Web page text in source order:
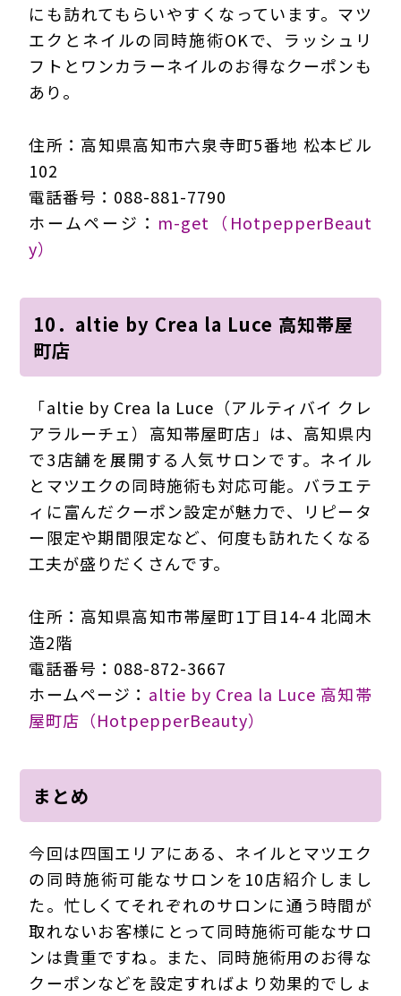
にも訪れてもらいやすくなっています。マツ
エクとネイルの同時施術OKで、ラッシュリ
フトとワンカラーネイルのお得なクーポンも
あり。
住所：高知県高知市六泉寺町5番地 松本ビル
102
電話番号：088-881-7790
ホームページ： m-get（HotpepperBeaut
y）
10．altie by Crea la Luce 高知帯屋
町店
「altie by Crea la Luce（アルティバイ クレ
アラルーチェ）高知帯屋町店」は、高知県内
で3店舗を展開する人気サロンです。ネイル
とマツエクの同時施術も対応可能。バラエテ
ィに富んだクーポン設定が魅力で、リピータ
ー限定や期間限定など、何度も訪れたくなる
工夫が盛りだくさんです。
住所：高知県高知市帯屋町1丁目14-4 北岡木
造2階
電話番号：088-872-3667
ホームページ： altie by Crea la Luce 高知帯
屋町店（HotpepperBeauty）
まとめ
今回は四国エリアにある、ネイルとマツエク
の同時施術可能なサロンを10店紹介しまし
た。忙しくてそれぞれのサロンに通う時間が
取れないお客様にとって同時施術可能なサロ
ンは貴重ですね。また、同時施術用のお得な
クーポンなどを設定すればより効果的でしょ